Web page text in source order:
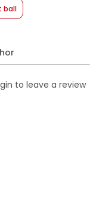
ball
to leave a review